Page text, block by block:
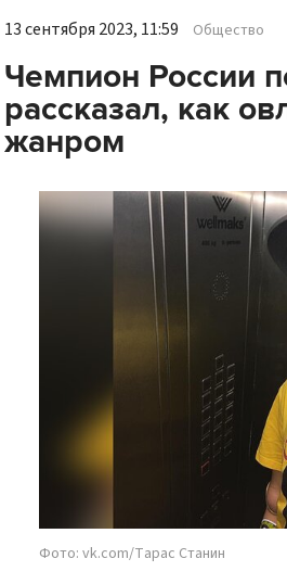
13 сентября 2023, 11:59 Общество
Чемпион России
рассказал, как
жанром
Фото: vk.com/Тарас Станин